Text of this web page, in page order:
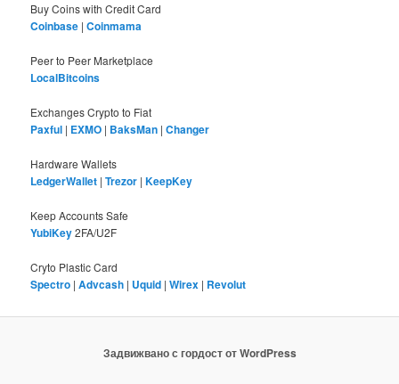
Buy Coins with Credit Card
Coinbase |Coinmama
Peer to Peer Marketplace
LocalBitcoins
Exchanges Crypto to Fiat
Paxful | EXMO | BaksMan |Changer
Hardware Wallets
LedgerWallet |Trezor |KeepKey
Keep Accounts Safe
YubiKey2FA/U2F
Cryto Plastic Card
Spectro |Advcash | Uquid |Wirex | Revolut
Задвижвано с гордост от WordPress